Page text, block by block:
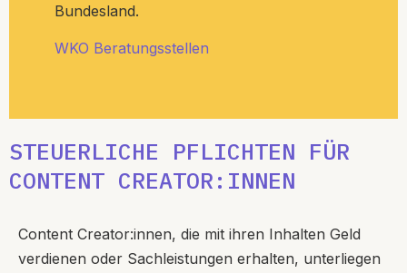
Bundesland.
WKO Beratungsstellen
STEUERLICHE PFLICHTEN FÜR
CONTENT CREATOR:INNEN
Content Creator:innen, die mit ihren Inhalten Geld
verdienen oder Sachleistungen erhalten, unterliegen